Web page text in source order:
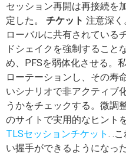
セッション再開は再接続を
定した。 チケット 注意深
ローバルに共有されている
ドシェイクを強制すること
め、PFSを弱体化させる。
ローテーションし、その寿
いシナリオで非アクティブ
うかをチェックする。微調
のサイトで実用的なヒント
TLSセッションチケット . .
い握手ができるようになっ